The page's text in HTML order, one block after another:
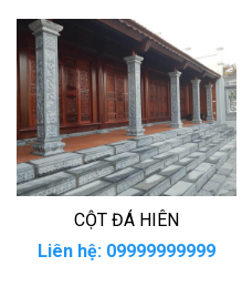
CỘT ĐÁ HIÊN
Liên hệ: 09999999999